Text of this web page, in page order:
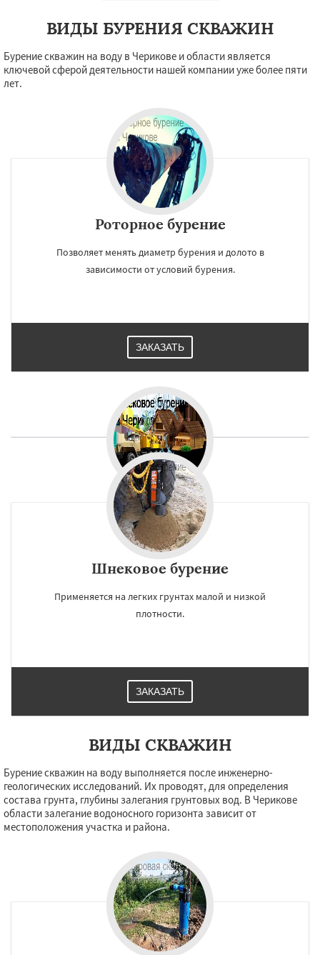
ВИДЫ БУРЕНИЯ СКВАЖИН
Бурение скважин на воду в Черикове и области является
ключевой сферой деятельности нашей компании уже более пяти
лет.
Роторное бурение
Позволяет менять диаметр бурения и долото в
зависимости от условий бурения.
ЗАКАЗАТЬ
Шнековое бурение
Применяется на легких грунтах малой и низкой
плотности.
ЗАКАЗАТЬ
ВИДЫ СКВАЖИН
Бурение скважин на воду выполняется после инженерно-
геологических исследований. Их проводят, для определения
состава грунта, глубины залегания грунтовых вод. В Черикове
области залегание водоносного горизонта зависит от
местоположения участка и района.